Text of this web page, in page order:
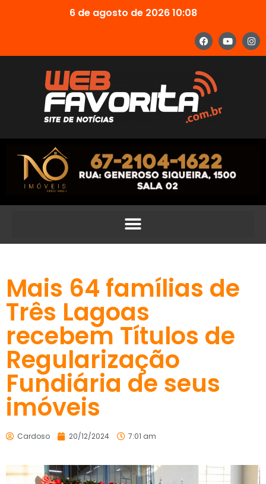
6 de agosto de 2026 10:08
Mais 64 famílias de
Três Lagoas
recebem Títulos de
Regularização
Fundiária de seus
imóveis
Cardoso 20/12/2024 7:01 am